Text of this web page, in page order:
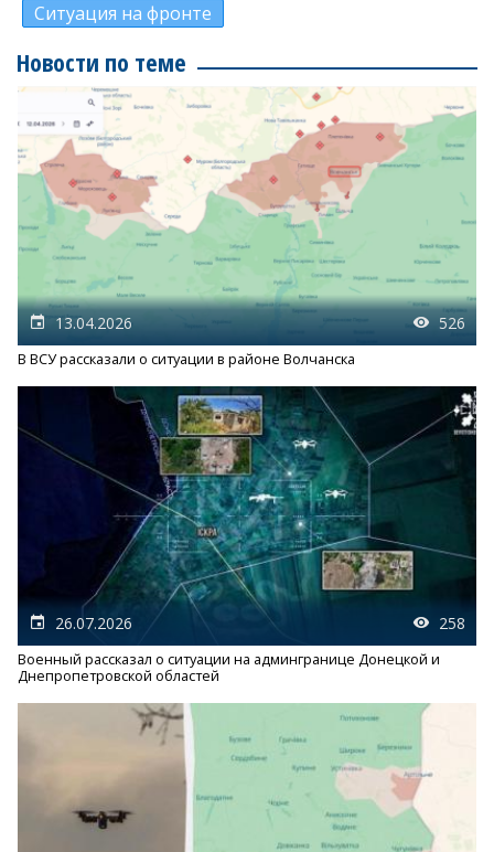
Ситуация на фронте
Новости по теме
13.04.2026 526
В ВСУ рассказали о ситуации в районе Волчанска
26.07.2026 258
Военный рассказал о ситуации на админгранице Донецкой и
Днепропетровской областей